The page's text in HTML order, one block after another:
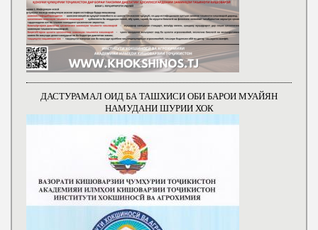
ДАСТУРАМАЛ ОИД БА ТАШХИСИ ОБИ БАРОИ МУАЙЯН
НАМУДАНИ ШУРИИ ХОК